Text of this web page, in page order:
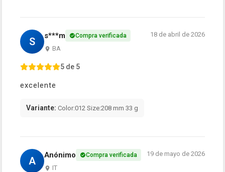
S s***m Compra verificada
BA
18 de abril de 2026
5 de 5
excelente
Variante: Color:012 Size:208 mm 33 g
A Anónimo Compra verificada
IT
19 de mayo de 2026